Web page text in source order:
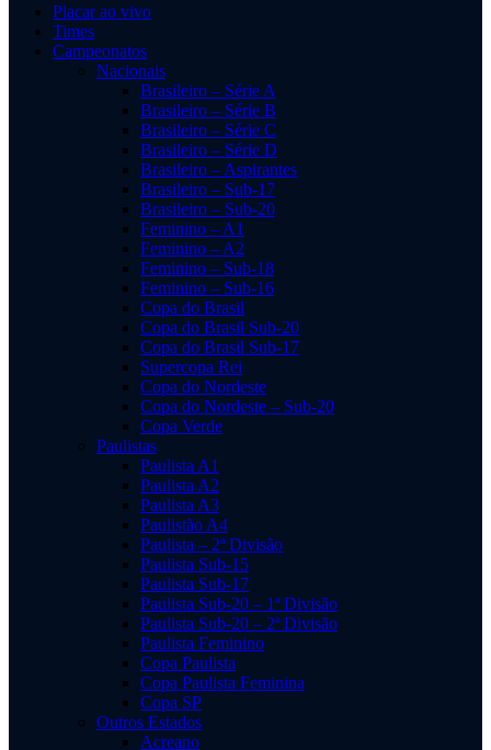
Placar ao vivo
Times
Campeonatos
Nacionais
Brasileiro – Série A
Brasileiro – Série B
Brasileiro – Série C
Brasileiro – Série D
Brasileiro – Aspirantes
Brasileiro – Sub-17
Brasileiro – Sub-20
Feminino – A1
Feminino – A2
Feminino – Sub-18
Feminino – Sub-16
Copa do Brasil
Copa do Brasil Sub-20
Copa do Brasil Sub-17
Supercopa Rei
Copa do Nordeste
Copa do Nordeste – Sub-20
Copa Verde
Paulistas
Paulista A1
Paulista A2
Paulista A3
Paulistão A4
Paulista – 2ª Divisão
Paulista Sub-15
Paulista Sub-17
Paulista Sub-20 – 1ª Divisão
Paulista Sub-20 – 2ª Divisão
Paulista Feminino
Copa Paulista
Copa Paulista Feminina
Copa SP
Outros Estados
Acreano